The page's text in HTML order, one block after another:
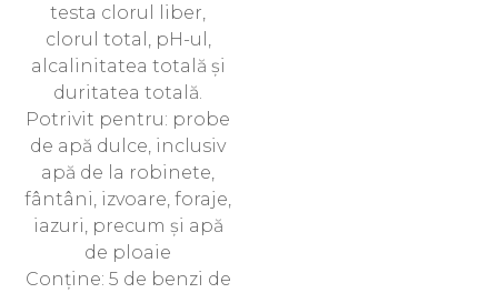
testa clorul liber,
clorul total, pH-ul,
alcalinitatea totală și
duritatea totală.
Potrivit pentru: probe
de apă dulce, inclusiv
apă de la robinete,
fântâni, izvoare, foraje,
iazuri, precum și apă
de ploaie
Conține: 5 de benzi de